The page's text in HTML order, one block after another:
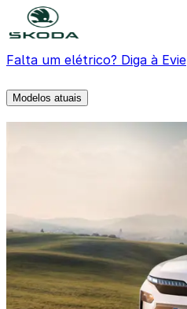
Falta um elétrico? Diga à Evie
Modelos atuais